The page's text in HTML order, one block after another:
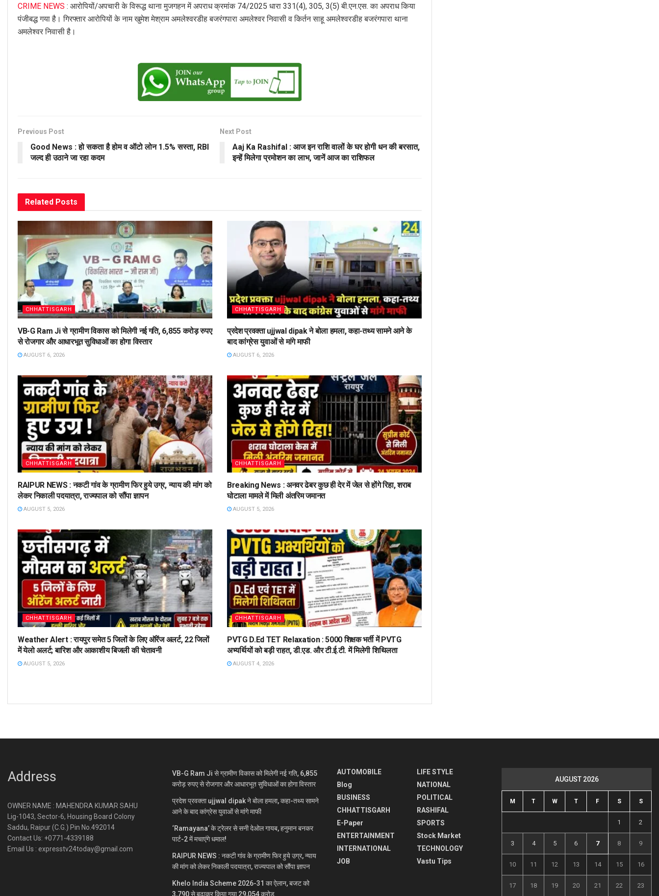
CRIME NEWS : आरोपियों/अपचारी के विरूद्ध थाना मुजगहन में अपराध क्रमांक 74/2025 धारा 331(4), 305, 3(5) बी.एन.एस. का अपराध किया
पंजीबद्ध गया है। गिरफ्तार आरोपियों के नाम खुमेश मेश्राम अमलेश्वरडीह बजरंगपारा अमलेश्वर निवासी व किर्तन साहू अमलेश्वरडीह बजरंगपारा थाना
अमलेश्वर निवासी है।
Previous Post
Good News : हो सकता है होम व ऑटो लोन 1.5% सस्ता, RBI
जल्द ही उठाने जा रहा कदम
Next Post
Aaj Ka Rashifal : आज इन राशि वालों के घर होगी धन की बरसात,
इन्हें मिलेगा प्रमोशन का लाभ, जानें आज का राशिफल
Related Posts
CHHATTISGARH
VB-G Ram Ji से ग्रामीण विकास को मिलेगी नई गति, 6,855 करोड़ रुपए
से रोजगार और आधारभूत सुविधाओं का होगा विस्तार
AUGUST 6, 2026
CHHATTISGARH
प्रदेश प्रवक्ता ujjwal dipak ने बोला हमला, कहा-तथ्य सामने आने के
बाद कांग्रेस युवाओं से मांगे माफी
AUGUST 6, 2026
CHHATTISGARH
RAIPUR NEWS : नकटी गांव के ग्रामीण फिर हुये उग्र, न्याय की मांग को
लेकर निकाली पदयात्रा, राज्यपाल को सौंपा ज्ञापन
AUGUST 5, 2026
CHHATTISGARH
Breaking News : अनवर ढेबर कुछ ही देर में जेल से होंगे रिहा, शराब
घोटाला मामले में मिली अंतरिम जमानत
AUGUST 5, 2026
CHHATTISGARH
Weather Alert : रायपुर समेत 5 जिलों के लिए ऑरेंज अलर्ट, 22 जिलों
में येलो अलर्ट; बारिश और आकाशीय बिजली की चेतावनी
AUGUST 5, 2026
CHHATTISGARH
PVTG D.Ed TET Relaxation : 5000 शिक्षक भर्ती में PVTG
अभ्यर्थियों को बड़ी राहत, डी.एड. और टी.ई.टी. में मिलेगी शिथिलता
AUGUST 4, 2026
Address
OWNER NAME : MAHENDRA KUMAR SAHU
Lig-1043, Sector-6, Housing Board Colony
Saddu, Raipur (C.G.) Pin No.492014
Contact Us: +0771-4339188
Email Us : expresstv24today@gmail.com
VB-G Ram Ji से ग्रामीण विकास को मिलेगी नई गति, 6,855
करोड़ रुपए से रोजगार और आधारभूत सुविधाओं का होगा विस्तार
प्रदेश प्रवक्ता ujjwal dipak ने बोला हमला, कहा-तथ्य सामने
आने के बाद कांग्रेस युवाओं से मांगे माफी
‘Ramayana’ के ट्रेलर से सनी देओल गायब, हनुमान बनकर
पार्ट-2 में मचाएंगे धमाल!
RAIPUR NEWS : नकटी गांव के ग्रामीण फिर हुये उग्र, न्याय
की मांग को लेकर निकाली पदयात्रा, राज्यपाल को सौंपा ज्ञापन
Khelo India Scheme 2026-31 का ऐलान, बजट को
3,790 से बढ़ाकर किया गया 29,054 करोड़
AUTOMOBILE
Blog
BUSINESS
CHHATTISGARH
E-Paper
ENTERTAINMENT
INTERNATIONAL
JOB
LIFE STYLE
NATIONAL
POLITICAL
RASHIFAL
SPORTS
Stock Market
TECHNOLOGY
Vastu Tips
AUGUST 2026
M T W T F S S
1 2
3 4 5 6 7 8 9
10 11 12 13 14 15 16
17 18 19 20 21 22 23